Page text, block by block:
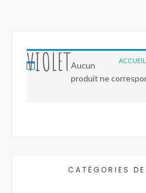
ACCUEIL
VIOLETAucun
produit ne
CATÉGORIES